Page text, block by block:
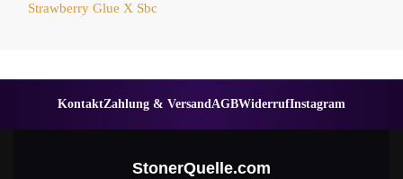
Strawberry Glue X Sbc
KontaktZahlung & VersandAGBWiderrufInstagram
StonerQuelle.com